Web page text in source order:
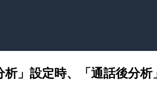
」設定時、「通話後分